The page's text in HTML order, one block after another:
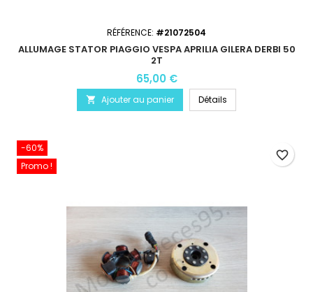
RÉFÉRENCE: #21072504
ALLUMAGE STATOR PIAGGIO VESPA APRILIA GILERA DERBI 50
2T
65,00 €
 Ajouter au panier Détails
-60%
Promo !
favorite_border